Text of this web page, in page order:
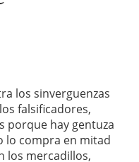
los sinverguenzas
falsificadores,
porque hay gentuza
lo compra en mitad
los mercadillos,